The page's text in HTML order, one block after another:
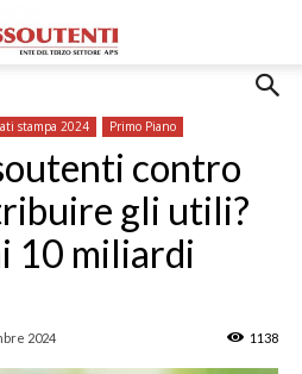
stampa 2024 Primo Piano
contro
gli utili?
10 miliardi
2024 1138